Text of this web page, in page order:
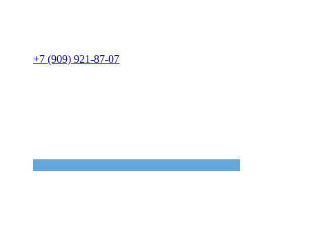
+7 (909) 921-87-07